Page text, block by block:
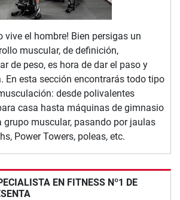
vive el hombre! Bien persigas un
muscular, de definición,
de peso, es hora de dar el paso y
En esta sección encontrarás todo tipo
desde polivalentes
casa hasta máquinas de gimnasio
grupo muscular, pasando por jaulas
Power Towers, poleas, etc.
EN FITNESS Nº1 DE